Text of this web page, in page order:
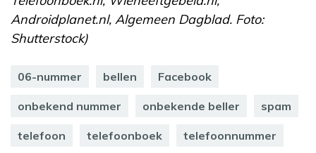
Androidplanet.nl, Algemeen Dagblad. Foto:
Shutterstock)
06-nummer bellen Facebook
onbekend nummer onbekende beller spam
telefoon telefoonboek telefoonnummer